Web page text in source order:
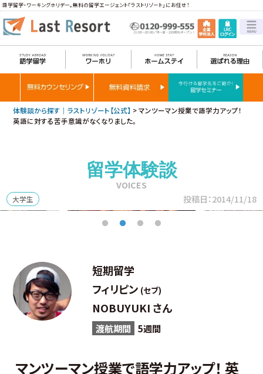
語学留学・ワーキングホリデー。無料の留学エージェント「ラストリゾート」にお任せ！
体験談から探す｜ラストリゾート【公式】 >マンツーマン授業で語学力アップ！
英語に対する苦手意識がなくなりました。
留学体験談
VOICES
大学生 投稿日：2014/11/18
短期留学
フィリピン (セブ)
NOBUYUKI さん
渡航期間 5週間
マンツーマン授業で語学力アップ！ 英